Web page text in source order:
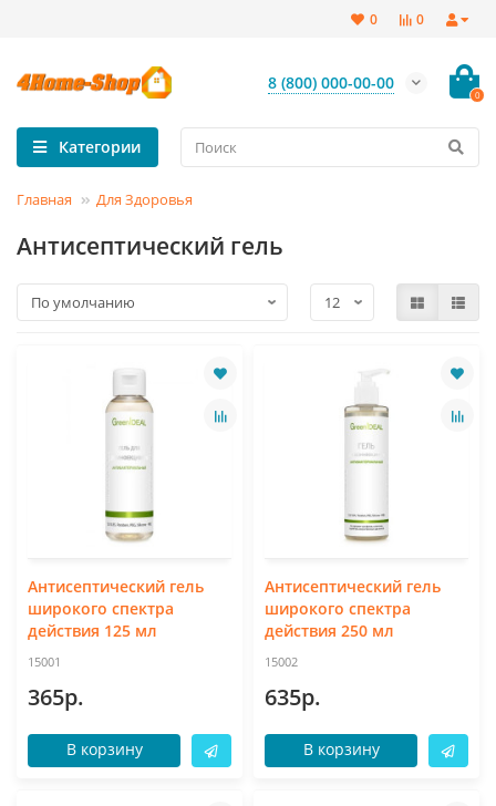
0
0
8 (800) 000-00-00
0
Категории
Главная Для Здоровья
Антисептический гель
Антисептический гель
широкого спектра
действия 125 мл
15001
365р.
В корзину
Антисептический гель
широкого спектра
действия 250 мл
15002
635р.
В корзину